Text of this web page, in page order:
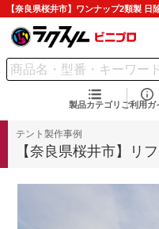
【奈良県桜井市】ワンナップ2類製 日
製品カテゴリ ご利用ガ
テント製作事例
【奈良県桜井市】リ